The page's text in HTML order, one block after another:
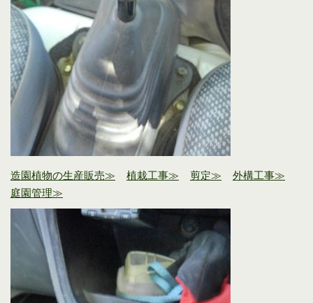
造園植物の生産販売≫ 植栽工事≫ 剪定≫
外構工事≫
庭園管理≫